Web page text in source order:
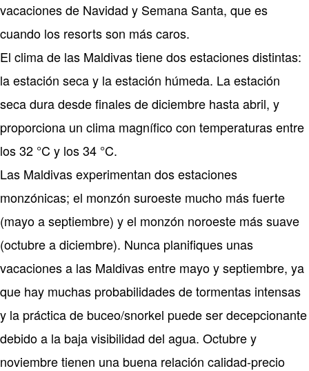
vacaciones de Navidad y Semana Santa, que es
cuando los resorts son más caros.
El clima de las Maldivas tiene dos estaciones distintas:
la estación seca y la estación húmeda. La estación
seca dura desde finales de diciembre hasta abril, y
proporciona un clima magnífico con temperaturas entre
los 32 °C y los 34 °C.
Las Maldivas experimentan dos estaciones
monzónicas; el monzón suroeste mucho más fuerte
(mayo a septiembre) y el monzón noroeste más suave
(octubre a diciembre). Nunca planifiques unas
vacaciones a las Maldivas entre mayo y septiembre, ya
que hay muchas probabilidades de tormentas intensas
y la práctica de buceo/snorkel puede ser decepcionante
debido a la baja visibilidad del agua. Octubre y
noviembre tienen una buena relación calidad-precio